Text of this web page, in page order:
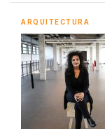
ARQUITECTURA